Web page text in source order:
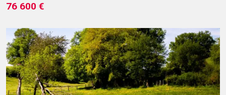
76 600 €